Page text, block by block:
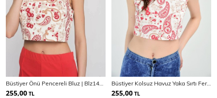
Büstiyer Önü Pencereli Bluz | Blz14538
255,00 TL
Büstiyer Kolsuz Havuz Yaka Sırtı Fermuarlı Bluz | Blz14537
255,00 TL